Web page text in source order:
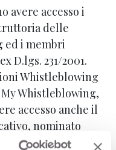
avere accesso i
delle
ed i membri
D.lgs. 231/2001.
Whistleblowing
Whistleblowing,
accesso anche il
nominato
ai sensi